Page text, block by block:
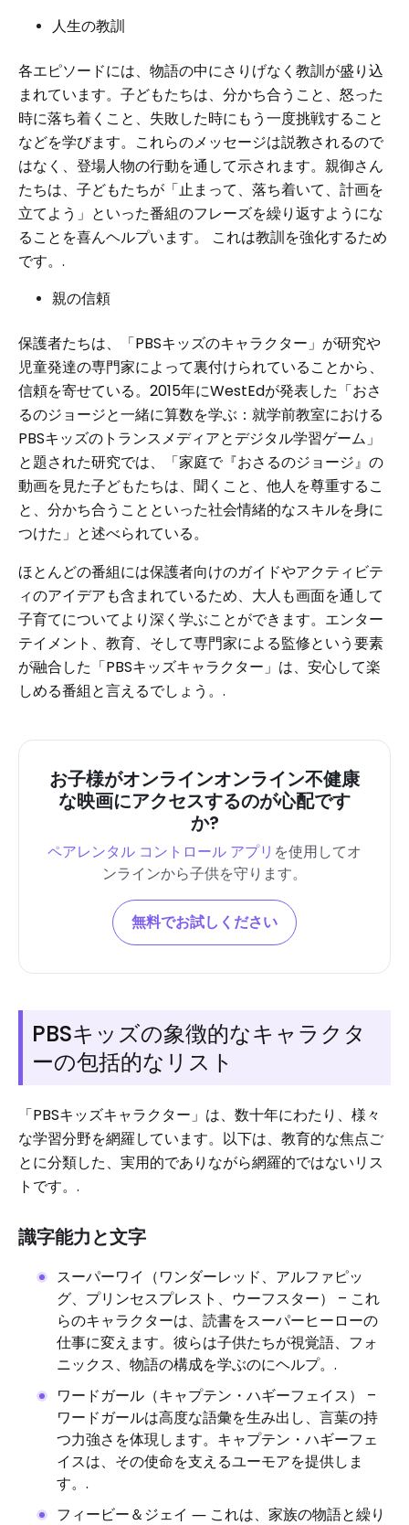
人生の教訓
各エピソードには、物語の中にさりげなく教訓が盛り込
まれています。子どもたちは、分かち合うこと、怒った
時に落ち着くこと、失敗した時にもう一度挑戦すること
などを学びます。これらのメッセージは説教されるので
はなく、登場人物の行動を通して示されます。親御さん
たちは、子どもたちが「止まって、落ち着いて、計画を
立てよう」といった番組のフレーズを繰り返すようにな
ることを喜んヘルプいます。 これは教訓を強化するため
です。.
親の信頼
保護者たちは、「PBSキッズのキャラクター」が研究や
児童発達の専門家によって裏付けられていることから、
信頼を寄せている。2015年にWestEdが発表した「おさ
るのジョージと一緒に算数を学ぶ：就学前教室における
PBSキッズのトランスメディアとデジタル学習ゲーム」
と題された研究では、「家庭で『おさるのジョージ』の
動画を見た子どもたちは、聞くこと、他人を尊重するこ
と、分かち合うことといった社会情緒的なスキルを身に
つけた」と述べられている。
ほとんどの番組には保護者向けのガイドやアクティビテ
ィのアイデアも含まれているため、大人も画面を通して
子育てについてより深く学ぶことができます。エンター
テイメント、教育、そして専門家による監修という要素
が融合した「PBSキッズキャラクター」は、安心して楽
しめる番組と言えるでしょう。.
お子様がオンラインオンライン不健康
な映画にアクセスするのが心配です
か?
ペアレンタル コントロール アプリ を使用してオ
ンラインから子供を守ります。
無料でお試しください
PBSキッズの象徴的なキャラクタ
ーの包括的なリスト
「PBSキッズキャラクター」は、数十年にわたり、様々
な学習分野を網羅しています。以下は、教育的な焦点ご
とに分類した、実用的でありながら網羅的ではないリス
トです。.
識字能力と文字
スーパーワイ（ワンダーレッド、アルファピッ
グ、プリンセスプレスト、ウーフスター） – これ
らのキャラクターは、読書をスーパーヒーローの
仕事に変えます。彼らは子供たちが視覚語、フォ
ニックス、物語の構成を学ぶのにヘルプ。.
ワードガール（キャプテン・ハギーフェイス） –
ワードガールは高度な語彙を生み出し、言葉の持
つ力強さを体現します。キャプテン・ハギーフェ
イスは、その使命を支えるユーモアを提供しま
す。.
フィービー＆ジェイ ― これは、家族の物語と繰り